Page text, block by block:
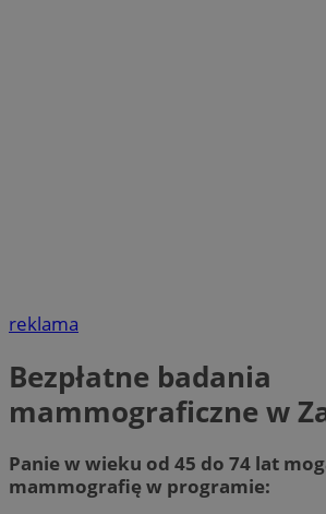
reklama
Bezpłatne badania
mammograficzne w
Panie w wieku od 45 do 74 lat
mammografię w programie: